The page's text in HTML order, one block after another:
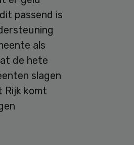
passend is
als
de hete
slagen
Rijk komt